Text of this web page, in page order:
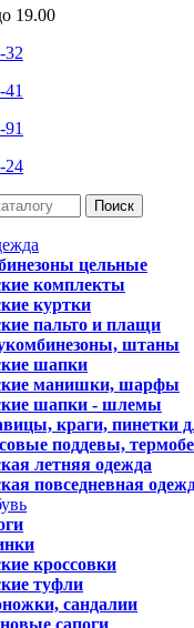
19.00
32
24
Поиск
цельные
комплекты
куртки
пальто и плащи
штаны
шапки
манишки, шарфы
шапки - шлемы
краги, пинетки
поддевы,
летняя одежда
повседневная
кроссовки
туфли
сандалии
сапоги